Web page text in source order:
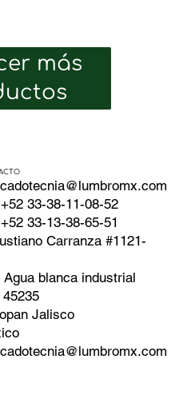
más
33-38-11-08-52
33-13-38-65-51
Carranza #1121-
Agua blanca industrial
45235
Jalisco